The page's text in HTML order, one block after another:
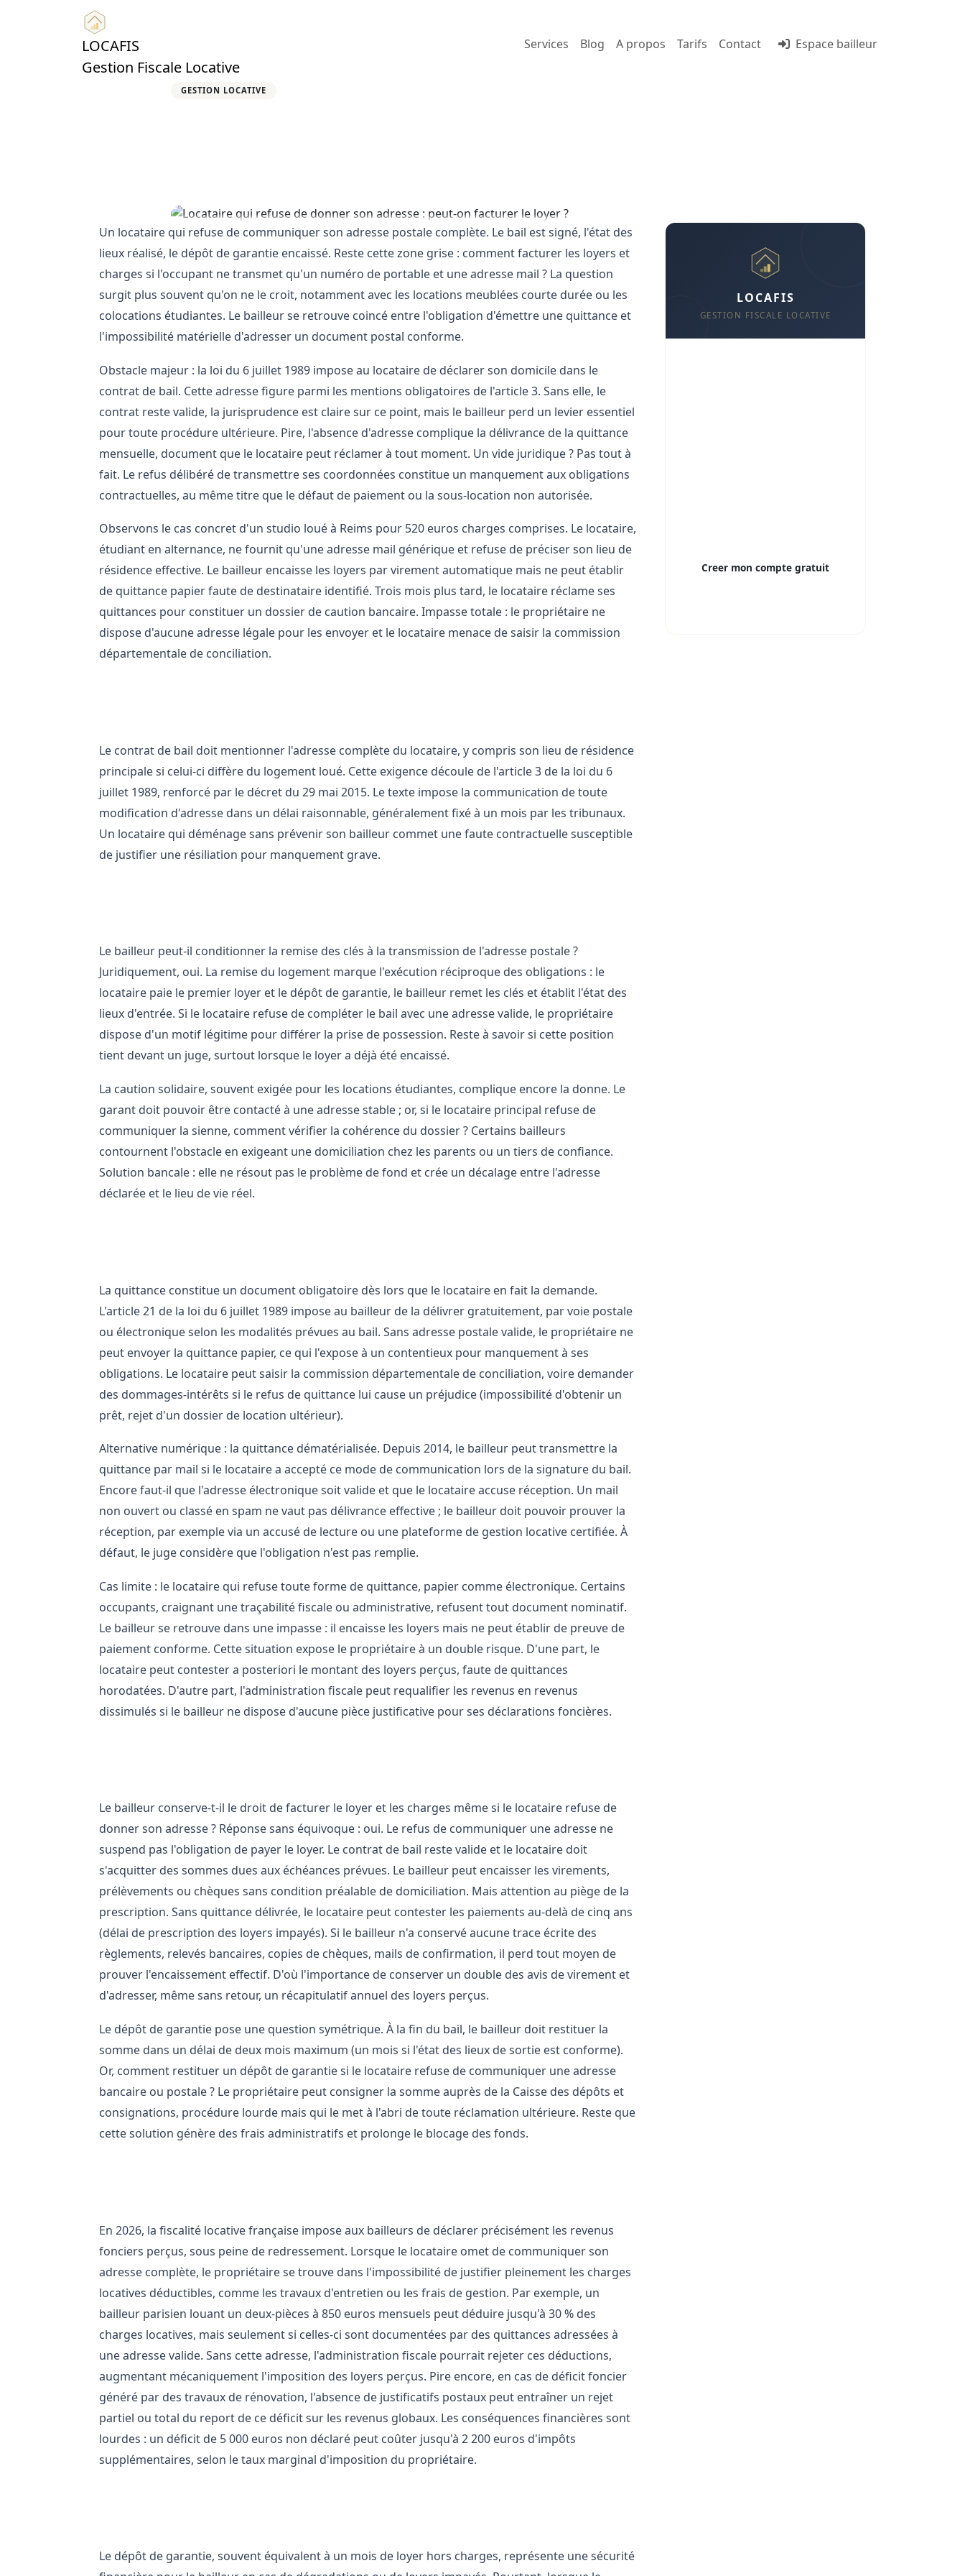
LOCAFIS
Gestion Fiscale Locative
Services Blog A propos Tarifs Contact Espace bailleur
GESTION LOCATIVE
Un locataire qui refuse de communiquer son adresse postale complète. Le bail est signé, l'état des
lieux réalisé, le dépôt de garantie encaissé. Reste cette zone grise : comment facturer les loyers et
charges si l'occupant ne transmet qu'un numéro de portable et une adresse mail ? La question
surgit plus souvent qu'on ne le croit, notamment avec les locations meublées courte durée ou les
colocations étudiantes. Le bailleur se retrouve coincé entre l'obligation d'émettre une quittance et
l'impossibilité matérielle d'adresser un document postal conforme.
Obstacle majeur : la loi du 6 juillet 1989 impose au locataire de déclarer son domicile dans le
contrat de bail. Cette adresse figure parmi les mentions obligatoires de l'article 3. Sans elle, le
contrat reste valide, la jurisprudence est claire sur ce point, mais le bailleur perd un levier essentiel
pour toute procédure ultérieure. Pire, l'absence d'adresse complique la délivrance de la quittance
mensuelle, document que le locataire peut réclamer à tout moment. Un vide juridique ? Pas tout à
fait. Le refus délibéré de transmettre ses coordonnées constitue un manquement aux obligations
contractuelles, au même titre que le défaut de paiement ou la sous-location non autorisée.
Observons le cas concret d'un studio loué à Reims pour 520 euros charges comprises. Le locataire,
étudiant en alternance, ne fournit qu'une adresse mail générique et refuse de préciser son lieu de
résidence effective. Le bailleur encaisse les loyers par virement automatique mais ne peut établir
de quittance papier faute de destinataire identifié. Trois mois plus tard, le locataire réclame ses
quittances pour constituer un dossier de caution bancaire. Impasse totale : le propriétaire ne
dispose d'aucune adresse légale pour les envoyer et le locataire menace de saisir la commission
départementale de conciliation.
Le contrat de bail doit mentionner l'adresse complète du locataire, y compris son lieu de résidence
principale si celui-ci diffère du logement loué. Cette exigence découle de l'article 3 de la loi du 6
juillet 1989, renforcé par le décret du 29 mai 2015. Le texte impose la communication de toute
modification d'adresse dans un délai raisonnable, généralement fixé à un mois par les tribunaux.
Un locataire qui déménage sans prévenir son bailleur commet une faute contractuelle susceptible
de justifier une résiliation pour manquement grave.
Le bailleur peut-il conditionner la remise des clés à la transmission de l'adresse postale ?
Juridiquement, oui. La remise du logement marque l'exécution réciproque des obligations : le
locataire paie le premier loyer et le dépôt de garantie, le bailleur remet les clés et établit l'état des
lieux d'entrée. Si le locataire refuse de compléter le bail avec une adresse valide, le propriétaire
dispose d'un motif légitime pour différer la prise de possession. Reste à savoir si cette position
tient devant un juge, surtout lorsque le loyer a déjà été encaissé.
La caution solidaire, souvent exigée pour les locations étudiantes, complique encore la donne. Le
garant doit pouvoir être contacté à une adresse stable ; or, si le locataire principal refuse de
communiquer la sienne, comment vérifier la cohérence du dossier ? Certains bailleurs
contournent l'obstacle en exigeant une domiciliation chez les parents ou un tiers de confiance.
Solution bancale : elle ne résout pas le problème de fond et crée un décalage entre l'adresse
déclarée et le lieu de vie réel.
La quittance constitue un document obligatoire dès lors que le locataire en fait la demande.
L'article 21 de la loi du 6 juillet 1989 impose au bailleur de la délivrer gratuitement, par voie postale
ou électronique selon les modalités prévues au bail. Sans adresse postale valide, le propriétaire ne
peut envoyer la quittance papier, ce qui l'expose à un contentieux pour manquement à ses
obligations. Le locataire peut saisir la commission départementale de conciliation, voire demander
des dommages-intérêts si le refus de quittance lui cause un préjudice (impossibilité d'obtenir un
prêt, rejet d'un dossier de location ultérieur).
Alternative numérique : la quittance dématérialisée. Depuis 2014, le bailleur peut transmettre la
quittance par mail si le locataire a accepté ce mode de communication lors de la signature du bail.
Encore faut-il que l'adresse électronique soit valide et que le locataire accuse réception. Un mail
non ouvert ou classé en spam ne vaut pas délivrance effective ; le bailleur doit pouvoir prouver la
réception, par exemple via un accusé de lecture ou une plateforme de gestion locative certifiée. À
défaut, le juge considère que l'obligation n'est pas remplie.
Cas limite : le locataire qui refuse toute forme de quittance, papier comme électronique. Certains
occupants, craignant une traçabilité fiscale ou administrative, refusent tout document nominatif.
Le bailleur se retrouve dans une impasse : il encaisse les loyers mais ne peut établir de preuve de
paiement conforme. Cette situation expose le propriétaire à un double risque. D'une part, le
locataire peut contester a posteriori le montant des loyers perçus, faute de quittances
horodatées. D'autre part, l'administration fiscale peut requalifier les revenus en revenus
dissimulés si le bailleur ne dispose d'aucune pièce justificative pour ses déclarations foncières.
Le bailleur conserve-t-il le droit de facturer le loyer et les charges même si le locataire refuse de
donner son adresse ? Réponse sans équivoque : oui. Le refus de communiquer une adresse ne
suspend pas l'obligation de payer le loyer. Le contrat de bail reste valide et le locataire doit
s'acquitter des sommes dues aux échéances prévues. Le bailleur peut encaisser les virements,
prélèvements ou chèques sans condition préalable de domiciliation. Mais attention au piège de la
prescription. Sans quittance délivrée, le locataire peut contester les paiements au-delà de cinq ans
(délai de prescription des loyers impayés). Si le bailleur n'a conservé aucune trace écrite des
règlements, relevés bancaires, copies de chèques, mails de confirmation, il perd tout moyen de
prouver l'encaissement effectif. D'où l'importance de conserver un double des avis de virement et
d'adresser, même sans retour, un récapitulatif annuel des loyers perçus.
Le dépôt de garantie pose une question symétrique. À la fin du bail, le bailleur doit restituer la
somme dans un délai de deux mois maximum (un mois si l'état des lieux de sortie est conforme).
Or, comment restituer un dépôt de garantie si le locataire refuse de communiquer une adresse
bancaire ou postale ? Le propriétaire peut consigner la somme auprès de la Caisse des dépôts et
consignations, procédure lourde mais qui le met à l'abri de toute réclamation ultérieure. Reste que
cette solution génère des frais administratifs et prolonge le blocage des fonds.
En 2026, la fiscalité locative française impose aux bailleurs de déclarer précisément les revenus
fonciers perçus, sous peine de redressement. Lorsque le locataire omet de communiquer son
adresse complète, le propriétaire se trouve dans l'impossibilité de justifier pleinement les charges
locatives déductibles, comme les travaux d'entretien ou les frais de gestion. Par exemple, un
bailleur parisien louant un deux-pièces à 850 euros mensuels peut déduire jusqu'à 30 % des
charges locatives, mais seulement si celles-ci sont documentées par des quittances adressées à
une adresse valide. Sans cette adresse, l'administration fiscale pourrait rejeter ces déductions,
augmentant mécaniquement l'imposition des loyers perçus. Pire encore, en cas de déficit foncier
généré par des travaux de rénovation, l'absence de justificatifs postaux peut entraîner un rejet
partiel ou total du report de ce déficit sur les revenus globaux. Les conséquences financières sont
lourdes : un déficit de 5 000 euros non déclaré peut coûter jusqu'à 2 200 euros d'impôts
supplémentaires, selon le taux marginal d'imposition du propriétaire.
Le dépôt de garantie, souvent équivalent à un mois de loyer hors charges, représente une sécurité
LOCAFIS
GESTION FISCALE LOCATIVE
Creer mon compte gratuit